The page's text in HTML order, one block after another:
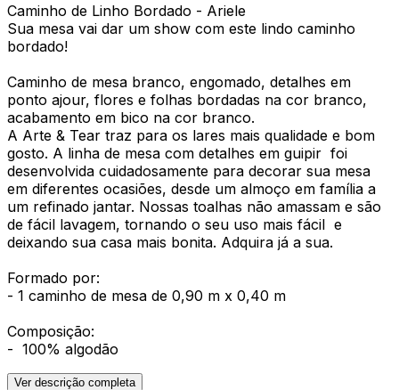
Caminho de Linho Bordado - Ariele
Sua mesa vai dar um show com este lindo caminho
bordado!
Caminho de mesa branco, engomado, detalhes em
ponto ajour, flores e folhas bordadas na cor branco,
acabamento em bico na cor branco.
A Arte & Tear traz para os lares mais qualidade e bom
gosto. A linha de mesa com detalhes em guipir foi
desenvolvida cuidadosamente para decorar sua mesa
em diferentes ocasiões, desde um almoço em família a
um refinado jantar. Nossas toalhas não amassam e são
de fácil lavagem, tornando o seu uso mais fácil e
deixando sua casa mais bonita. Adquira já a sua.
Formado por:
- 1 caminho de mesa de 0,90 m x 0,40 m
Composição:
- 100% algodão
Ver descrição completa